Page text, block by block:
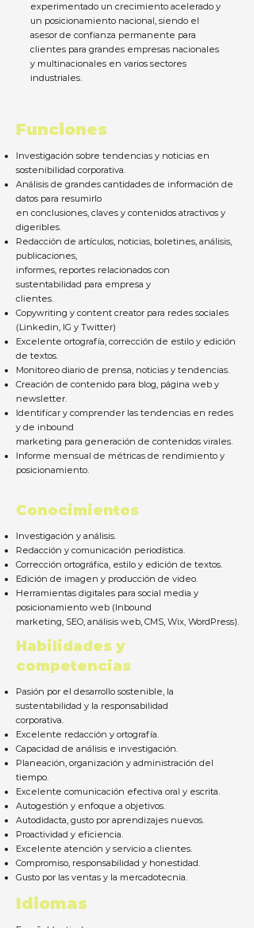
experimentado un crecimiento acelerado y
un posicionamiento nacional, siendo el
asesor de confianza permanente para
clientes para grandes empresas nacionales
y multinacionales en varios sectores
industriales.
Funciones
Investigación sobre tendencias y noticias en
sostenibilidad corporativa.
Análisis de grandes cantidades de información de
datos para resumirlo
en conclusiones, claves y contenidos atractivos y
digeribles.
Redacción de artículos, noticias, boletines, análisis,
publicaciones,
informes, reportes relacionados con
sustentabilidad para empresa y
clientes.
Copywriting y content creator para redes sociales
(Linkedin, IG y Twitter)
Excelente ortografía, corrección de estilo y edición
de textos.
Monitoreo diario de prensa, noticias y tendencias.
Creación de contenido para blog, página web y
newsletter.
Identificar y comprender las tendencias en redes
y de inbound
marketing para generación de contenidos virales.
Informe mensual de métricas de rendimiento y
posicionamiento.
Conocimientos
Investigación y análisis.
Redacción y comunicación periodística.
Corrección ortográfica, estilo y edición de textos.
Edición de imagen y producción de video.
Herramientas digitales para social media y
posicionamiento web (Inbound
marketing, SEO, análisis web, CMS, Wix, WordPress).
Habilidades y
competencias
Pasión por el desarrollo sostenible, la
sustentabilidad y la responsabilidad
corporativa.
Excelente redacción y ortografía.
Capacidad de análisis e investigación.
Planeación, organización y administración del
tiempo.
Excelente comunicación efectiva oral y escrita.
Autogestión y enfoque a objetivos.
Autodidacta, gusto por aprendizajes nuevos.
Proactividad y eficiencia.
Excelente atención y servicio a clientes.
Compromiso, responsabilidad y honestidad.
Gusto por las ventas y la mercadotecnia.
Idiomas